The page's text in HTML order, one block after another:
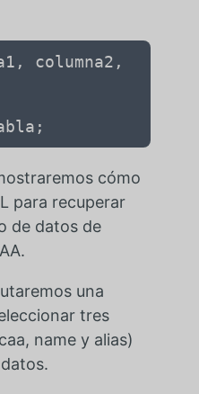
columna2,
cómo
para recuperar
de datos de
una
tres
name y alias)